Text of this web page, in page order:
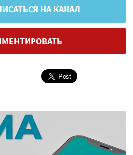
НА КАНАЛ